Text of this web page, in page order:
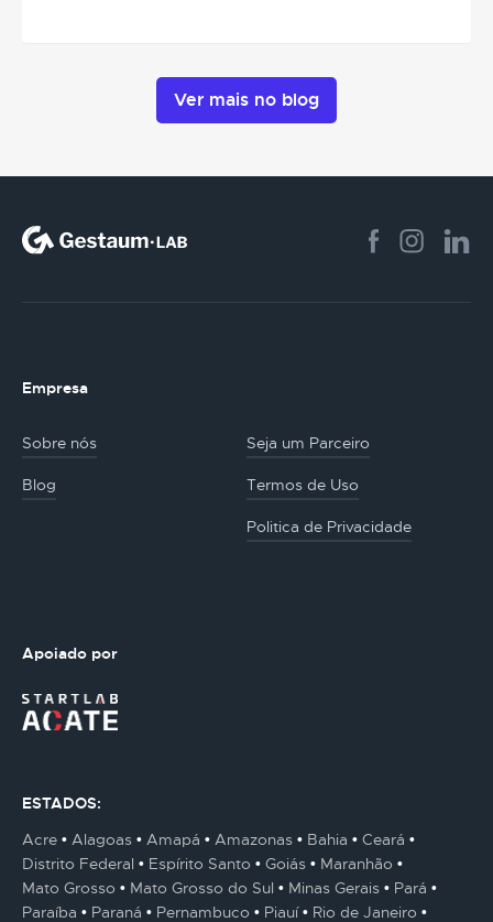
Ver mais no blog
Empresa
Sobre nós Seja um Parceiro
Blog Termos de Uso
Politica de Privacidade
Apoiado por
ESTADOS:
Acre
Alagoas Amapá Amazonas Bahia
Ceará
Distrito Federal
Espírito Santo Goiás
Maranhão
Mato Grosso
Mato Grosso do Sul Minas Gerais
Pará
Paraíba
Paraná Pernambuco Piauí Rio de Janeiro